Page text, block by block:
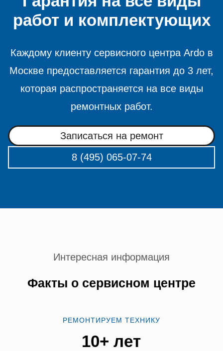
работ и комплектующих
Каждому клиенту сервисного центра Ardo в
Москве предоставляется гарантия до 3 лет,
которая распространяется на все виды
ремонтных работ.
Записаться на ремонт
8 (495) 065-07-74
Интересная информация
Факты о сервисном центре
РЕМОНТИРУЕМ ТЕХНИКУ
10+ лет